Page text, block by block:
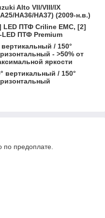
Alto VII/VIII/IX
HA36/HA37) (2009-н.в.)
LED ПТФ Crilinе EMC, [2]
LED ПТФ Premium
вертикальный / 150°
- >50% от
яркости
вертикальный / 150°
по предоплате.